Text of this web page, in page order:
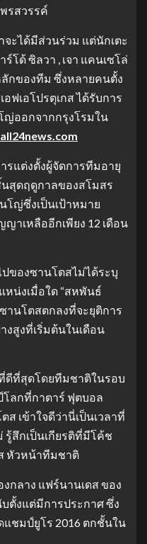
รสวรรค์
ะได้มีส่วนร่วม แต่นักเตะ
โด้ ซิลวา , เจา แคนเซโล่
ลักของทีม ซึ่งหลายคนตั้ง
ฟเอโปรตุเกส ได้รับการ
ญ่ออกจากกรุงโรมใน
รแต่งตั้งผู้จัดการทีมอายุ
นสุดฤดูกาลของสโมสร
โญ่ซึ่งเป็นเป้าหมาย
าเหลืออีกเพียง 12 เดือน
ปของซานโตสไม่ได้ระบุ
น่งเมื่อใด “สหพันธ์
านโตสตกลงที่จะยุติการ
งสูงที่เริ่มต้นในเดือน
ดีที่สุดโดยทีมชาติในรอบ
ลกที่กาตาร์ ฟุตบอล
ส เข้าใจดีว่านี่เป็นเวลาที่
รู้สึกเป็นเกียรติที่มีโค้ช
หัวหน้าทีมชาติ
กลาง แฟร์นานเดส ของ
ตั้งแต่มีการประกาศ ซึ่ง
ชมป์ยูโร 2016 ตกชั้นใน